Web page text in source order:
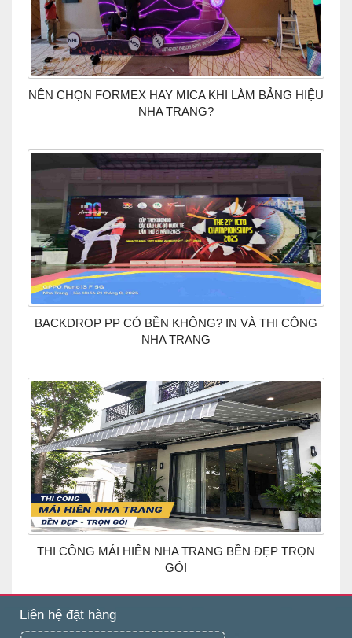
NÊN CHỌN FORMEX HAY MICA KHI LÀM BẢNG HIỆU
NHA TRANG?
BACKDROP PP CÓ BỀN KHÔNG? IN VÀ THI CÔNG
NHA TRANG
THI CÔNG MÁI HIÊN NHA TRANG BỀN ĐẸP TRỌN
GÓI
Liên hệ đặt hàng